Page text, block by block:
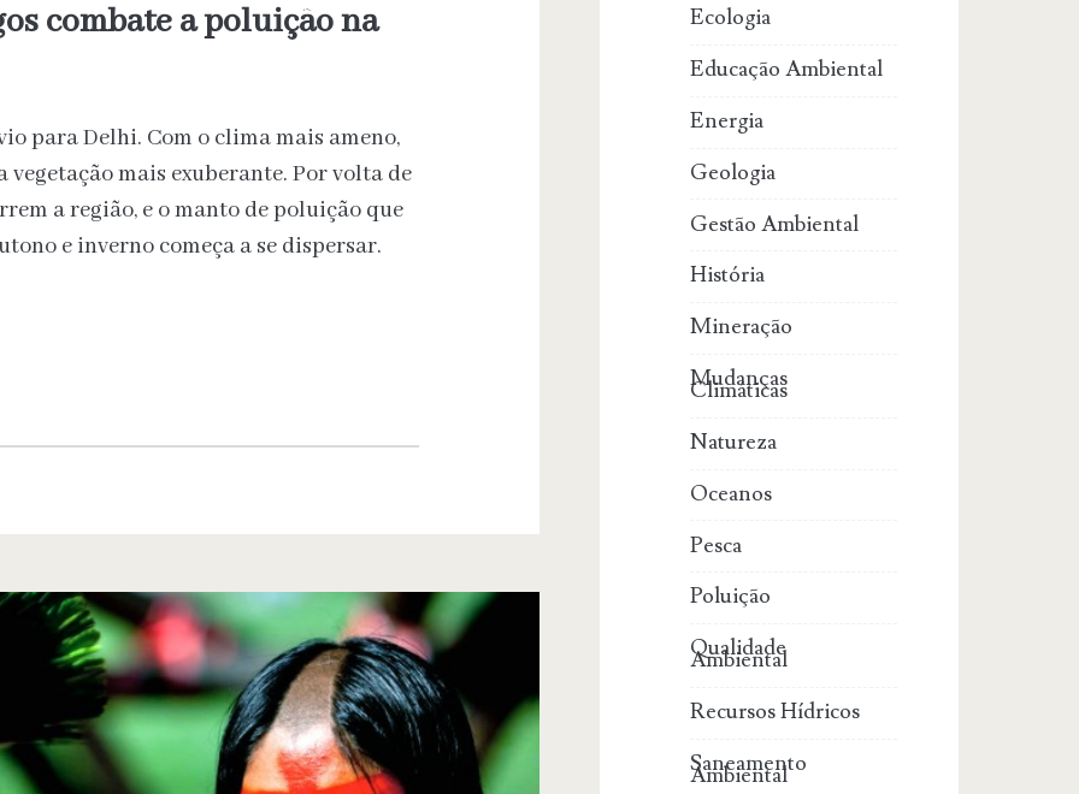
combate a poluição na
para Delhi. Com o clima mais ameno,
vegetação mais exuberante. Por volta de
a região, e o manto de poluição que
e inverno começa a se dispersar.
Ecologia
Educação Ambiental
Energia
Geologia
Gestão Ambiental
História
Mineração
Mudanças
Climáticas
Natureza
Oceanos
Pesca
Poluição
Qualidade
Ambiental
Recursos Hídricos
Saneamento
Ambiental